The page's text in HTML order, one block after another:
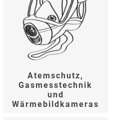
Atemschutz,
Gasmesstechnik
und
Wärmebildkameras